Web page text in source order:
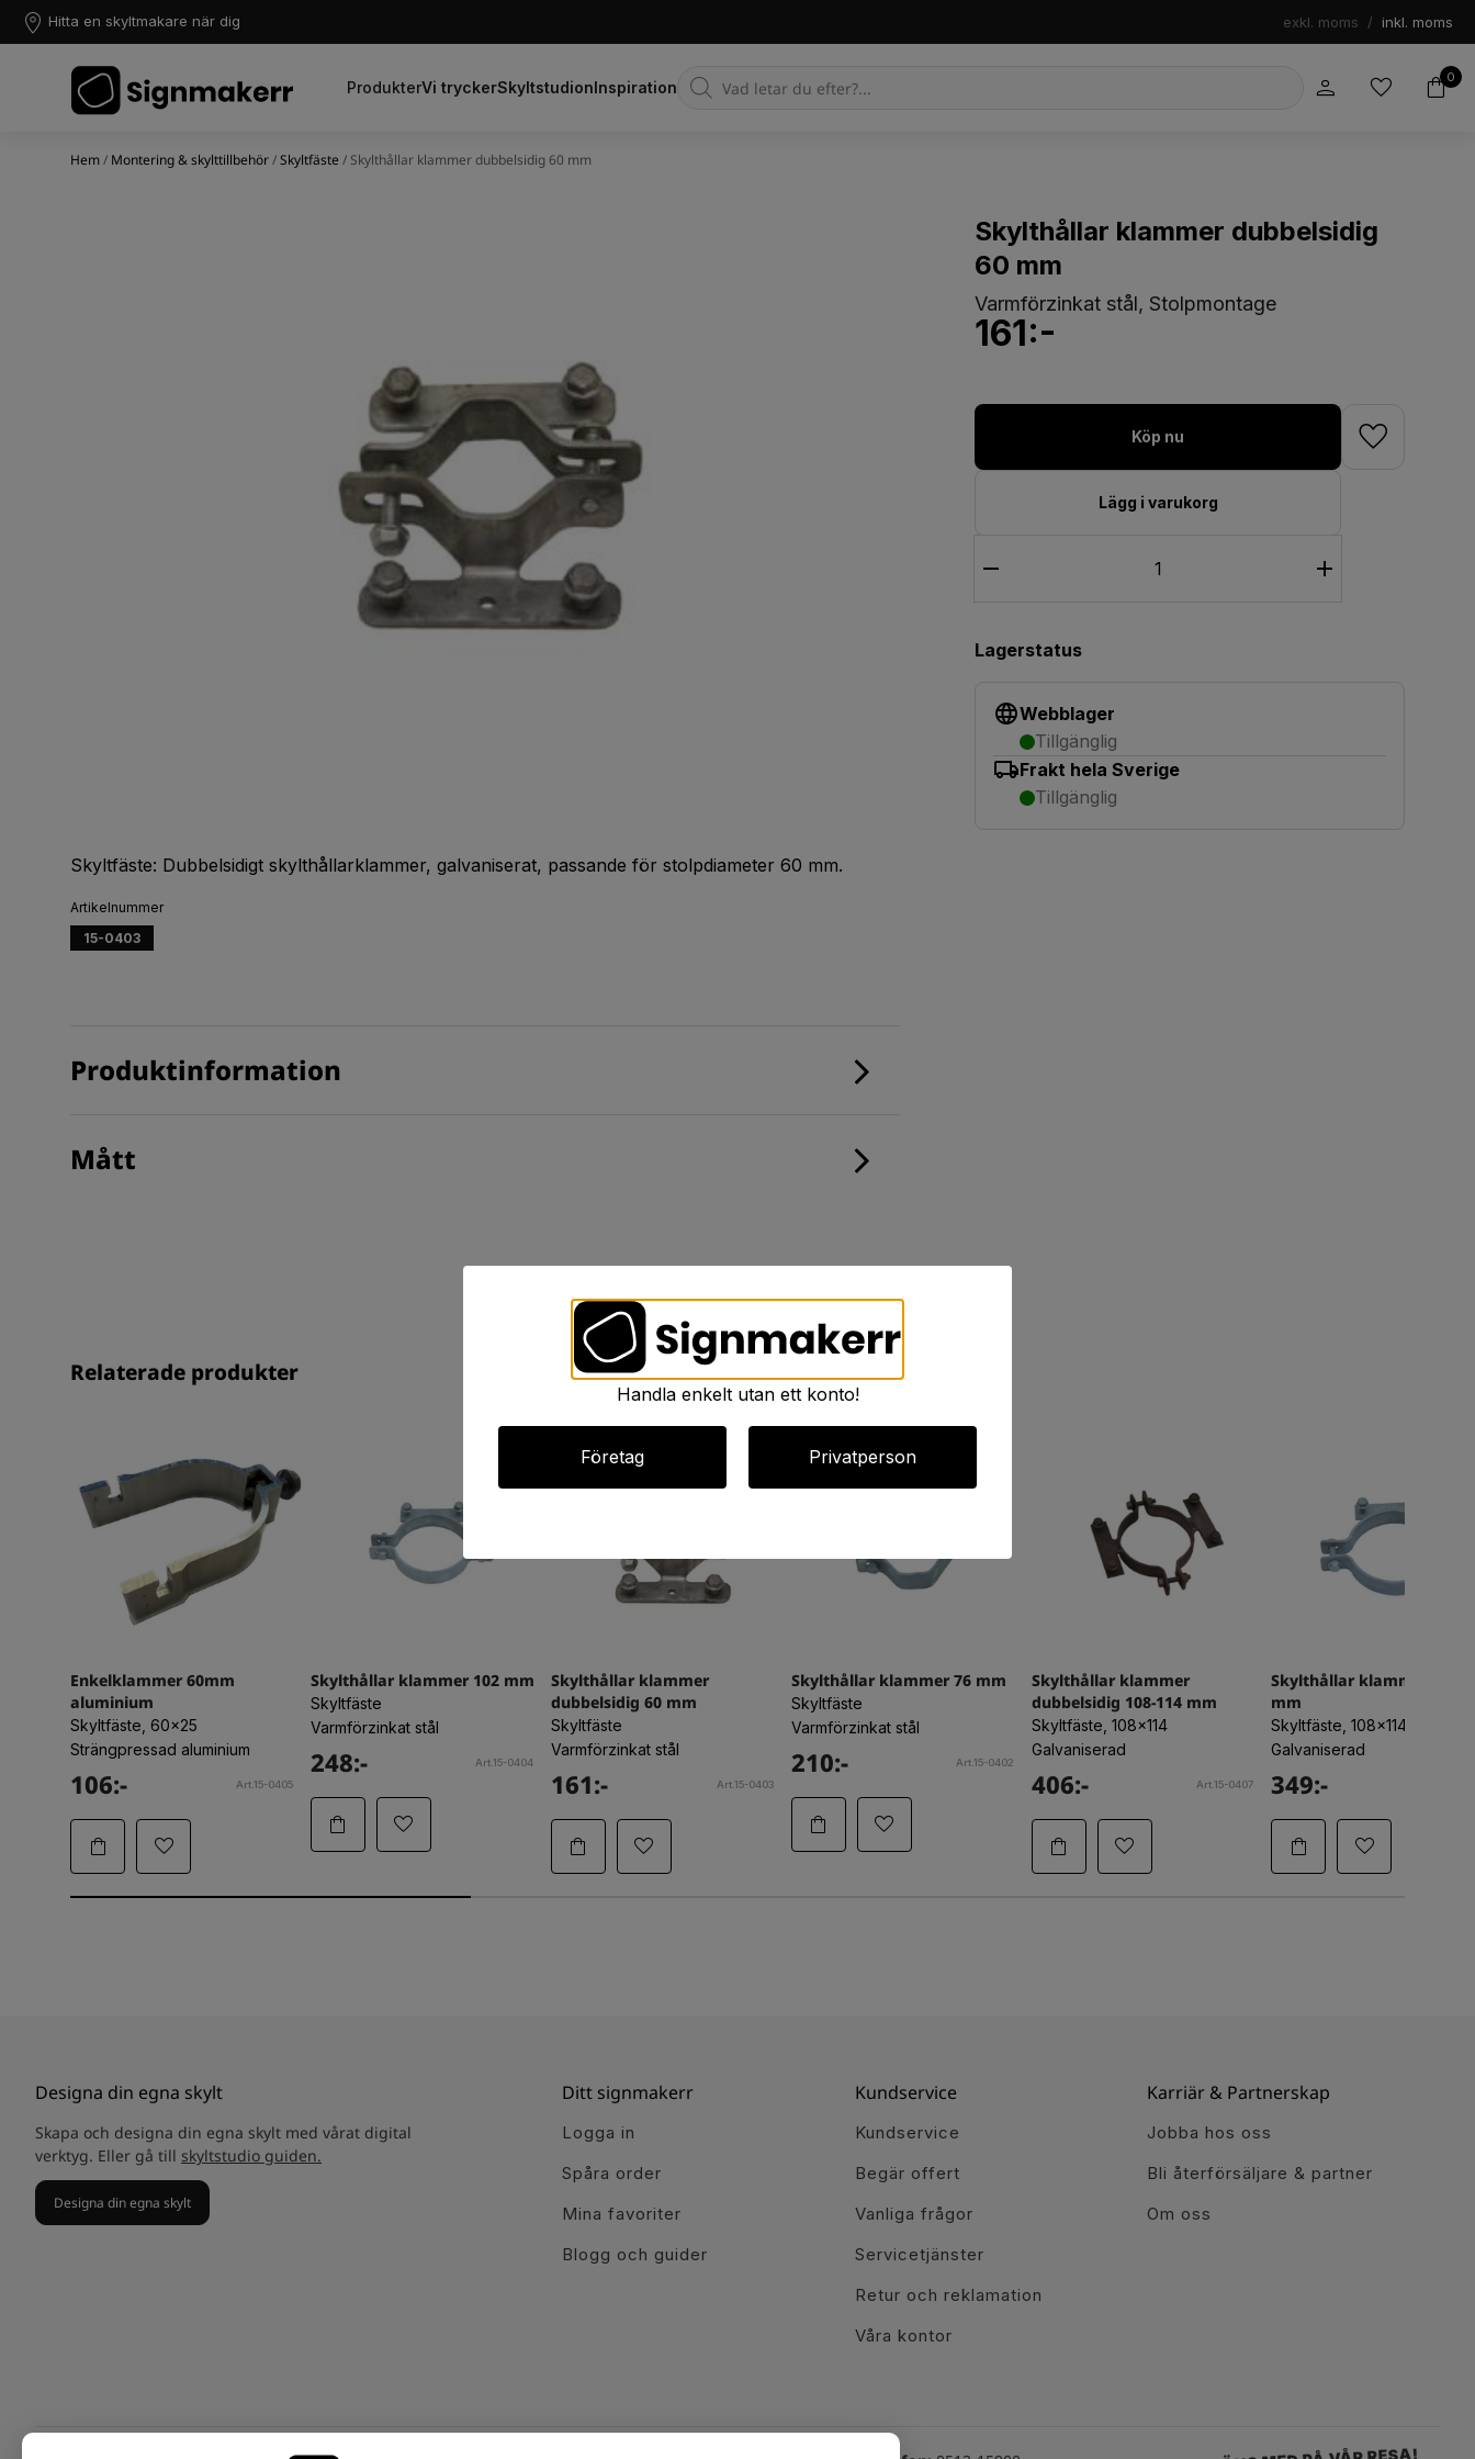
Hitta en skyltmakare när dig exkl. moms / inkl. moms
ProdukterVi tryckerSkyltstudionInspiration Products
search
0
Hem/ Montering & skylttillbehör/Skyltfäste / Skylthållar klammer dubbelsidig 60 mm
Skylthållar klammer dubbelsidig
60 mm
Varmförzinkat stål, Stolpmontage
161:-
Köp nu
Lägg i varukorg
Lagerstatus
Webblager
Tillgänglig
Frakt hela Sverige
Tillgänglig
Skyltfäste: Dubbelsidigt skylthållarklammer, galvaniserat, passande för stolpdiameter 60 mm.
Artikelnummer
15-0403
Produktinformation
Mått
Relaterade produkter
Enkelklammer 60mm
aluminium
Skyltfäste, 60x25
Strängpressad aluminium
106:- Art.15-0405
Skylthållar klammer 102 mm
Skyltfäste
Varmförzinkat stål
248:- Art.15-0404
Skylthållar klammer
dubbelsidig 60 mm
Skyltfäste
Varmförzinkat stål
161:- Art.15-0403
Skylthållar klammer 76 mm
Skyltfäste
Varmförzinkat stål
210:- Art.15-0402
Skylthållar klammer
dubbelsidig 108-114 mm
Skyltfäste, 108x114
Galvaniserad
406:- Art.15-0407
Skylthållar klammer 108-
mm
Skyltfäste, 108x114
Galvaniserad
349:-
Designa din egna skylt
Skapa och designa din egna skylt med vårat digital
verktyg. Eller gå till skyltstudio guiden.
Designa din egna skylt
Ditt signmakerr
Logga in
Spåra order
Mina favoriter
Blogg och guider
Kundservice
Kundservice
Begär offert
Vanliga frågor
Servicetjänster
Retur och reklamation
Våra kontor
Karriär & Partnerskap
Jobba hos oss
Bli återförsäljare & partner
Om oss
Handla enkelt utan ett konto!
Företag Privatperson